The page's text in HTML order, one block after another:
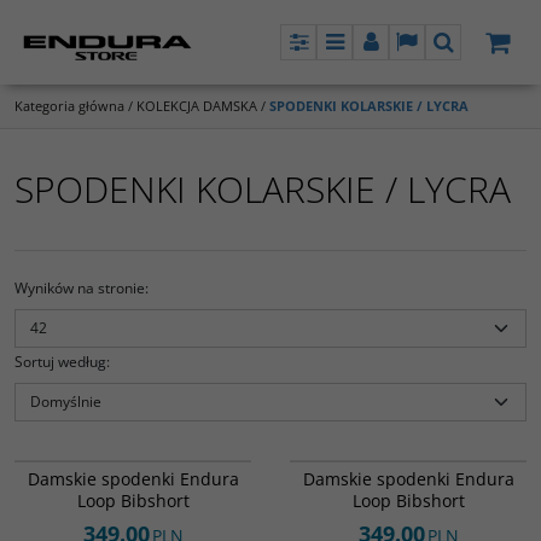
PanelMenuPanel LangSzukaj
Kategoria główna / KOLEKCJA DAMSKA / SPODENKI KOLARSKIE / LYCRA
SPODENKI KOLARSKIE / LYCRA
Wyników na stronie:
Sortuj według:
DARMOWA DOSTAWA
wygodną wkładkę, profilowane
szelki oraz boczne kieszenie na
nogawkach.
Damskie spodenki Endura
Loop Bibshort
349.00PLN
DARMOWA DOSTAWA
wygodną wkładkę, profilowane
szelki oraz boczne kieszenie na
nogawkach.
Damskie spodenki Endura
Loop Bibshort
349.00PLN